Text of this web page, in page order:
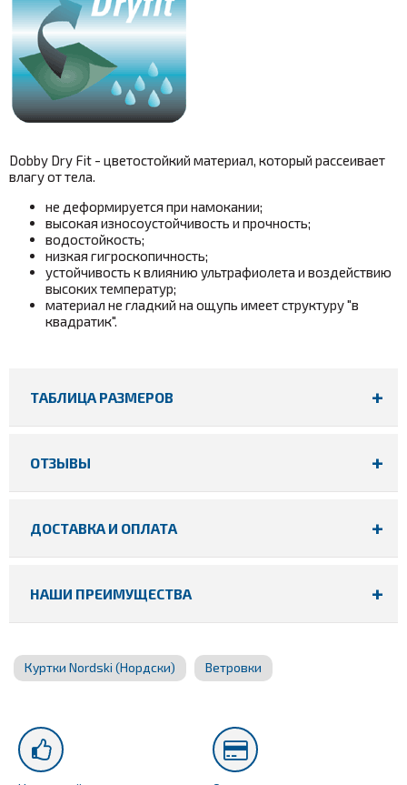
Dobby Dry Fit - цветостойкий материал, который рассеивает
влагу от тела.
не деформируется при намокании;
высокая износоустойчивость и прочность;
водостойкость;
низкая гигроскопичность;
устойчивость к влиянию ультрафиолета и воздействию
высоких температур;
материал не гладкий на ощупь имеет структуру "в
квадратик".
ТАБЛИЦА РАЗМЕРОВ
ОТЗЫВЫ
ДОСТАВКА И ОПЛАТА
НАШИ ПРЕИМУЩЕСТВА
Куртки Nordski (Нордски) Ветровки